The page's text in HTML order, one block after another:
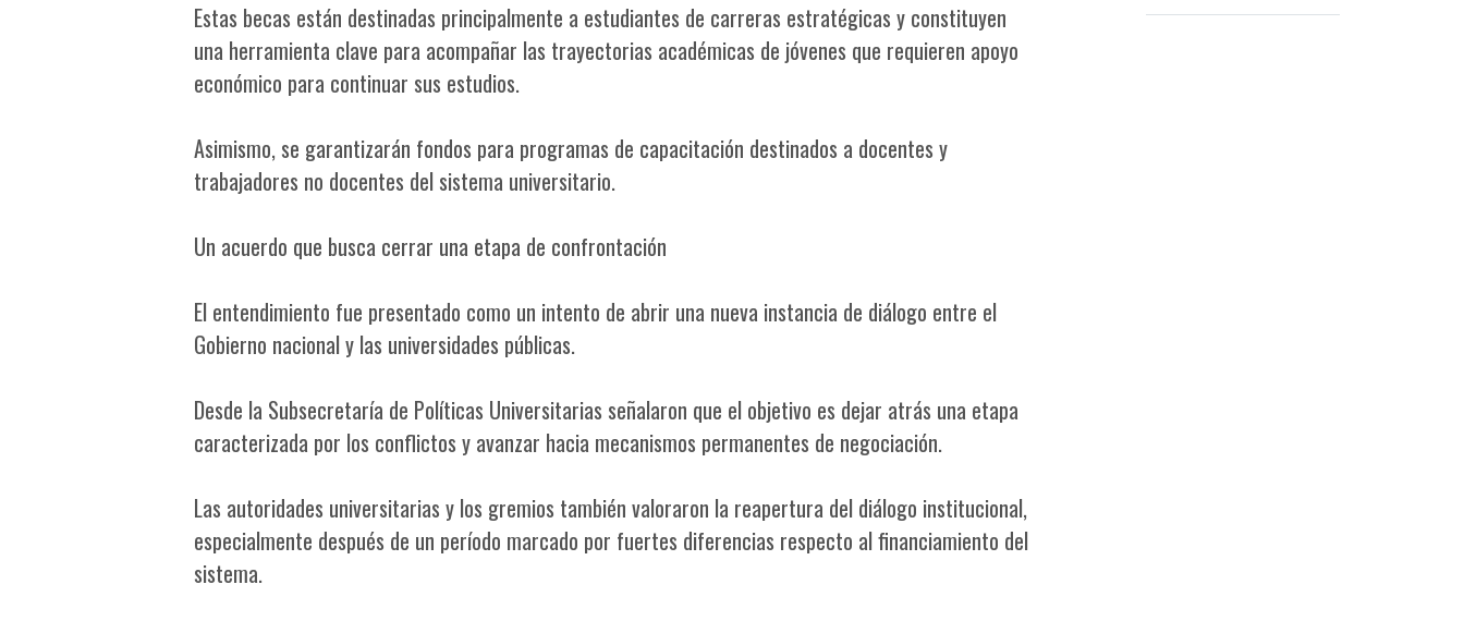
Estas becas están destinadas principalmente a estudiantes de carreras estratégicas y constituyen
una herramienta clave para acompañar las trayectorias académicas de jóvenes que requieren apoyo
económico para continuar sus estudios.
Asimismo, se garantizarán fondos para programas de capacitación destinados a docentes y
trabajadores no docentes del sistema universitario.
Un acuerdo que busca cerrar una etapa de confrontación
El entendimiento fue presentado como un intento de abrir una nueva instancia de diálogo entre el
Gobierno nacional y las universidades públicas.
Desde la Subsecretaría de Políticas Universitarias señalaron que el objetivo es dejar atrás una etapa
caracterizada por los conflictos y avanzar hacia mecanismos permanentes de negociación.
Las autoridades universitarias y los gremios también valoraron la reapertura del diálogo institucional,
especialmente después de un período marcado por fuertes diferencias respecto al financiamiento del
sistema.